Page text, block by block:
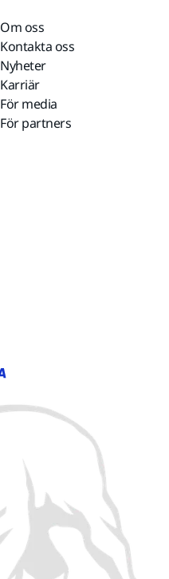
Om oss
Kontakta oss
Nyheter
Karriär
För media
För partners